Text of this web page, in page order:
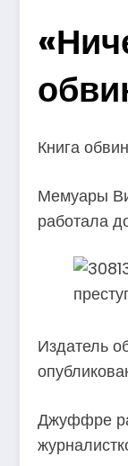
Книга
Мемуары
работала
Издатель
Джуффре